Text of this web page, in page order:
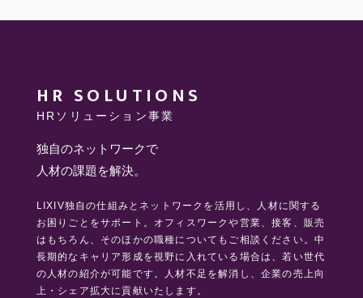
HR SOLUTIONS
HRソリューション事業
独自のネットワークで
人材の課題を解決。
LIXIV独自の仕組みとネットワークを活用し、人材に関する
お困りごとをサポート。 オフィスワークや営業、接客、販売
はもちろん、そのほかの職種についてもご相談ください。 中
長期的なキャリア形成を視野に入れている場合は、若い世代
の人材の紹介が可能です。
人材不足を解消し、企業の売上向
上・シェア拡大に貢献いたします。